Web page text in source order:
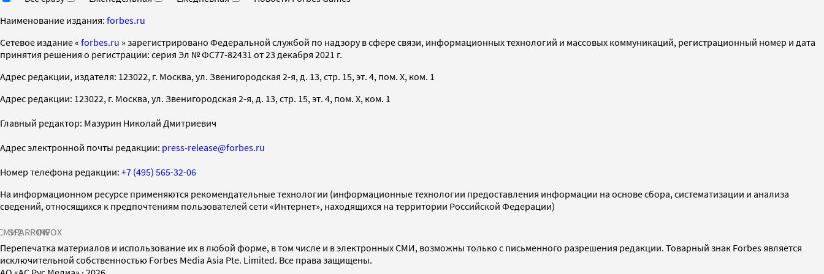
Наименование издания: forbes.ru
Cетевое издание « forbes.ru » зарегистрировано Федеральной службой по надзору в сфере связи, информационных технологий и массовых коммуникаций, регистрационный номер и дата
принятия решения о регистрации: серия Эл № ФС77-82431 от 23 декабря 2021 г.
Адрес редакции, издателя: 123022, г. Москва, ул. Звенигородская 2-я, д. 13, стр. 15, эт. 4, пом. X, ком. 1
Адрес редакции: 123022, г. Москва, ул. Звенигородская 2-я, д. 13, стр. 15, эт. 4, пом. X, ком. 1
Главный редактор: Мазурин Николай Дмитриевич
Адрес электронной почты редакции: press-release@forbes.ru
Номер телефона редакции: +7 (495) 565-32-06
На информационном ресурсе применяются рекомендательные технологии (информационные технологии предоставления информации на основе сбора, систематизации и анализа
сведений, относящихся к предпочтениям пользователей сети «Интернет», находящихся на территории Российской Федерации)
SPARROWINFOX
Перепечатка материалов и использование их в любой форме, в том числе и в электронных СМИ, возможны только с письменного разрешения редакции. Товарный знак Forbes является
исключительной собственностью Forbes Media Asia Pte. Limited. Все права защищены.